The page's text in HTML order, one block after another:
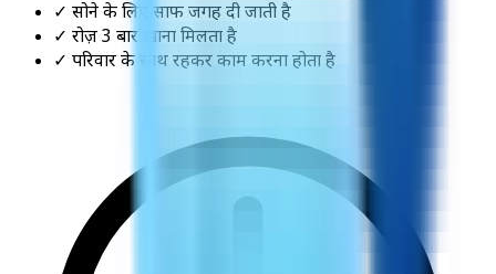
✓ सोने के लिए साफ जगह दी जाती है
✓ रोज़ 3 बार खाना मिलता है
✓ परिवार के साथ रहकर काम करना होता है